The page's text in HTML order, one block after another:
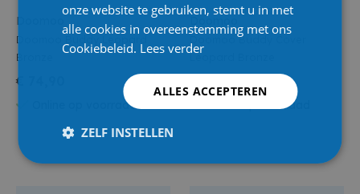
Doomoo
Doomoo Buddy Leopard
Bronze
€ 74,90
Online op voorraad
Doomoo
Doomoo Buddy Cover
Leopard Bronze
Online op voorraad
onze website te gebruiken, stemt u in met
alle cookies in overeenstemming met ons
Cookiebeleid. Lees verder
ALLES ACCEPTEREN
ZELF INSTELLEN